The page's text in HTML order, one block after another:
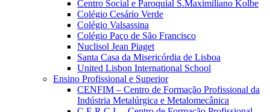
Centro Social e Paroquial S.Maximiliano Kolbe
Colégio Cesário Verde
Colégio Valsassina
Colégio Paço de São Francisco
Nuclisol Jean Piaget
Santa Casa da Misericórdia de Lisboa
United Lisbon International School
Ensino Profissional e Superior
CENFIM – Centro de Formação Profissional da
Indústria Metalúrgica e Metalomecânica